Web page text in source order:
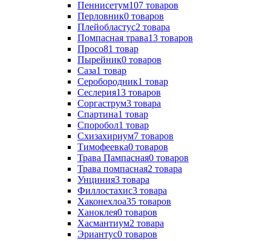
Пеннисетум107 товаров
Перловник0 товаров
Плейобластус2 товара
Помпасная трава13 товаров
Просо81 товар
Пырейник0 товаров
Саза1 товар
Серобородник1 товар
Сеслерия13 товаров
Соргаструм3 товара
Спартина1 товар
Споробол1 товар
Схизахириум7 товаров
Тимофеевка0 товаров
Трава Пампасная0 товаров
Трава помпасная2 товара
Унциния3 товара
Филлостахис3 товара
Хаконехлоа35 товаров
Ханоклея0 товаров
Хасмантиум2 товара
Эриантус0 товаров